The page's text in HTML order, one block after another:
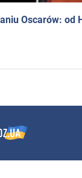
Oscarów: od